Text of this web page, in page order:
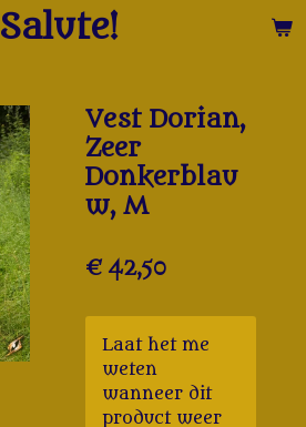
Salute!
Vest Dorian,
Zeer
Donkerblau
w, M
€ 42,50
Laat het me
weten
wanneer dit
product weer